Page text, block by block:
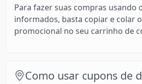
Para fazer suas compras usando
informados, basta copiar e colar
promocional no seu carrinho de
Como usar cupons de